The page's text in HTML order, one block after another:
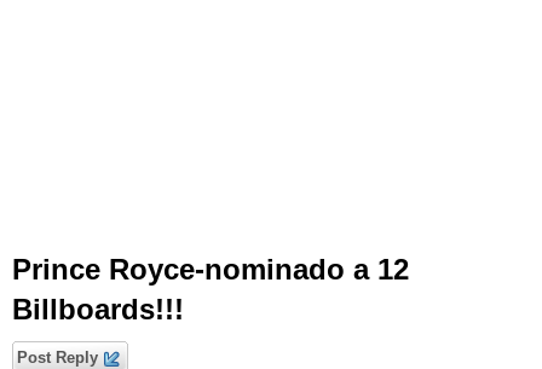
Prince Royce-nominado a 12
Billboards!!!
Post Reply